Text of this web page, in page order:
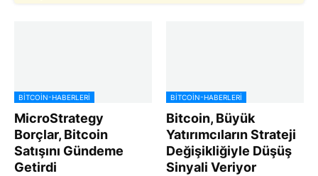
BITCOIN-HABERLERI
MicroStrategy
Borçlar, Bitcoin
Satışını Gündeme
Getirdi
BITCOIN-HABERLERI
Bitcoin, Büyük
Yatırımcıların Strateji
Değişikliğiyle Düşüş
Sinyali Veriyor